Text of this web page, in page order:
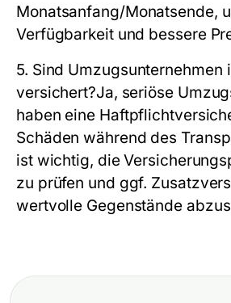
Monatsanfang/Monatsende,
Verfügbarkeit und bessere
5. Sind Umzugsunternehmen
versichert?Ja, seriöse
haben eine
Schäden während des
ist wichtig, die
zu prüfen und ggf.
wertvolle Gegenstände